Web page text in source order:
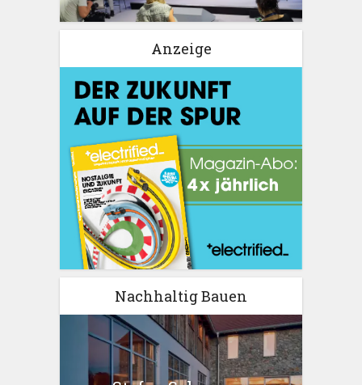
Anzeige
Nachhaltig Bauen